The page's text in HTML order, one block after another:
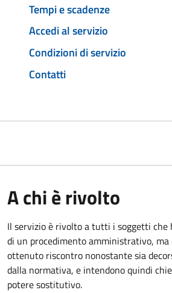
Tempi e scadenze
Accedi al servizio
Condizioni di servizio
Contatti
A chi è rivolto
Il servizio è rivolto a tutti i soggetti che
di un procedimento amministrativo, ma
ottenuto riscontro nonostante sia
dalla normativa, e intendono quindi
potere sostitutivo.